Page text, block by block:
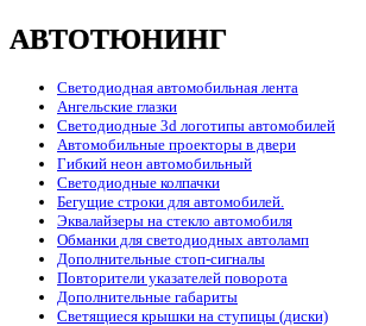
АВТОТЮНИНГ
Светодиодная автомобильная лента
Ангельские глазки
Светодиодные 3d логотипы автомобилей
Автомобильные проекторы в двери
Гибкий неон автомобильный
Светодиодные колпачки
Бегущие строки для автомобилей.
Эквалайзеры на стекло автомобиля
Обманки для светодиодных автоламп
Дополнительные стоп-сигналы
Повторители указателей поворота
Дополнительные габариты
Светящиеся крышки на ступицы (диски)